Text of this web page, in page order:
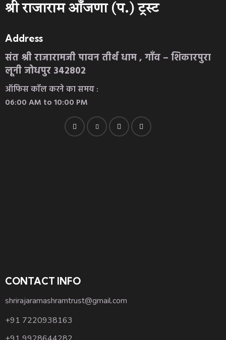
श्री राजाराम आँजणा (प.) ट्रस्ट
Address
संत श्री राजारामजी पावन तीर्थ धाम , गाँव – शिकारपुरा
लूनी जोधपुर 342802
ऑफिस कॉल करने का समय :
06:00 AM to 10:00 PM
CONTACT INFO
shrirajaramashramtrust@gmail.com
+91 7220938163